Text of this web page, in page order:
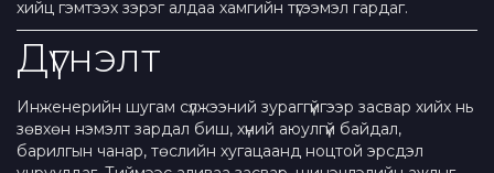
хийц гэмтээх зэрэг алдаа хамгийн түгээмэл гардаг.
Дүгнэлт
Инженерийн шугам сүлжээний зураггүйгээр засвар хийх нь
зөвхөн нэмэлт зардал биш, хүний аюулгүй байдал,
барилгын чанар, төслийн хугацаанд ноцтой эрсдэл